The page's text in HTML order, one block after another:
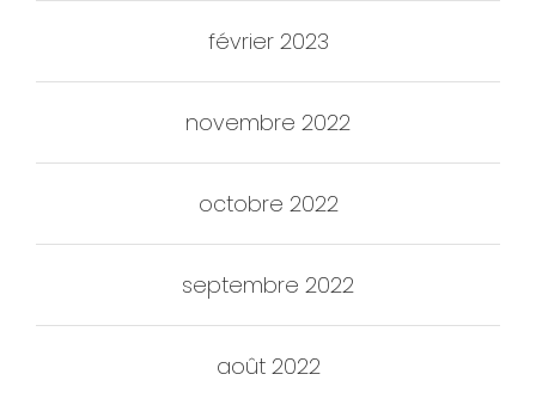
février 2023
novembre 2022
octobre 2022
septembre 2022
août 2022